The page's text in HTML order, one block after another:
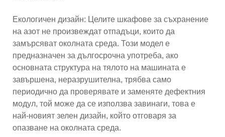
Екологичен дизайн: Целите шкафове за съхранение
на азот не произвеждат отпадъци, които да
замърсяват околната среда. Този модел е
предназначен за дългосрочна употреба, ако
основната структура на тялото на машината е
завършена, неразрушителна, трябва само
периодично да проверявате и заменяте дефектния
модул, той може да се използва завинаги, това е
най-новият зелен дизайн, който отговаря за
опазване на околната среда.